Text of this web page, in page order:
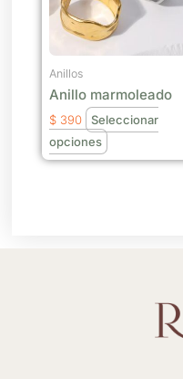
Anillos
Anillo marmoleado
$ 390
Seleccionar
opciones
variantes.
Las
pueden
elegir
la